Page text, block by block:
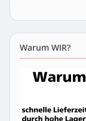
Warum WIR?